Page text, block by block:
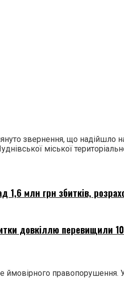
звернення, що надійшло
міської
млн грн збитків,
довкіллю перевищили
ймовірного